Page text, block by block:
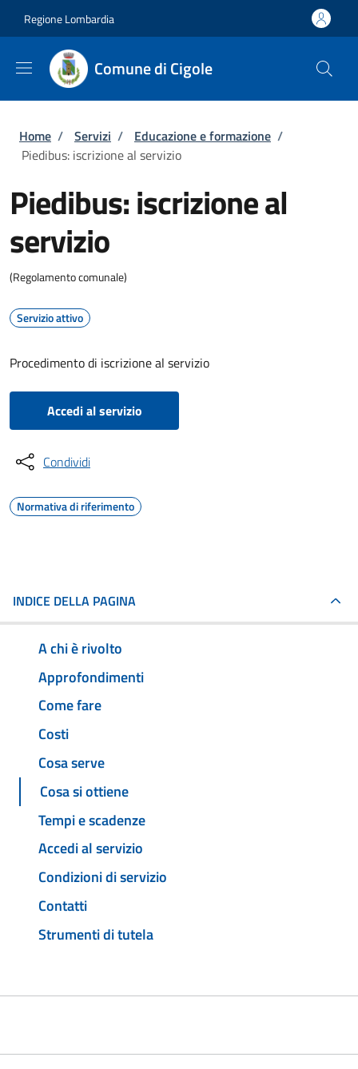
Regione Lombardia
Comune di Cigole
Briciole di pane
Home / Servizi / Educazione e formazione /
Piedibus: iscrizione al servizio
Piedibus: iscrizione al
servizio
(Regolamento comunale)
Servizio attivo
Procedimento di iscrizione al servizio
Accedi al servizio
Condividi
Normativa di riferimento
INDICE DELLA PAGINA
A chi è rivolto
Approfondimenti
Come fare
Costi
Cosa serve
Cosa si ottiene
Tempi e scadenze
Accedi al servizio
Condizioni di servizio
Contatti
Strumenti di tutela